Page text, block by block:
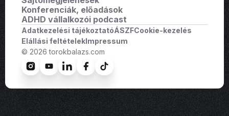
Konferenciák, előadások
ADHD vállalkozói podcast
Adatkezelési tájékoztatóÁSZFCookie-kezelés
Elállási feltételekImpressum
© 2026 torokbalazs.com